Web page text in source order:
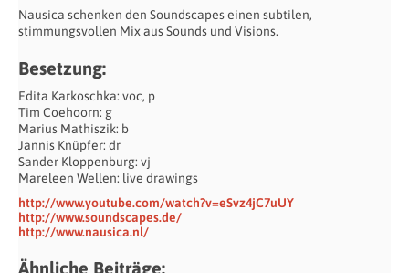
Nausica schenken den Soundscapes einen subtilen,
stimmungsvollen Mix aus Sounds und Visions.
Besetzung:
Edita Karkoschka: voc, p
Tim Coehoorn: g
Marius Mathiszik: b
Jannis Knüpfer: dr
Sander Kloppenburg: vj
Mareleen Wellen: live drawings
http://www.youtube.com/watch?v=eSvz4jC7uUY
http://www.soundscapes.de/
http://www.nausica.nl/
Ähnliche Beiträge: